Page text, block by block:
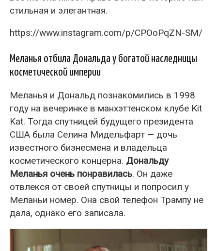
стильная и элегантная.
https://www.instagram.com/p/CPOoPqZN-SM/
Меланья отбила Дональда у богатой наследницы
косметической империи
Меланья и Дональд познакомились в 1998
году на вечеринке в манхэттенском клубе Kit
Kat. Тогда спутницей будущего президента
США была Селина Мидельфарт — дочь
известного бизнесмена и владельца
косметического концерна. Дональду
Меланья очень понравилась. Он даже
отвлекся от своей спутницы и попросил у
Меланьи номер. Она свой телефон Трампу не
дала, однако его записала.